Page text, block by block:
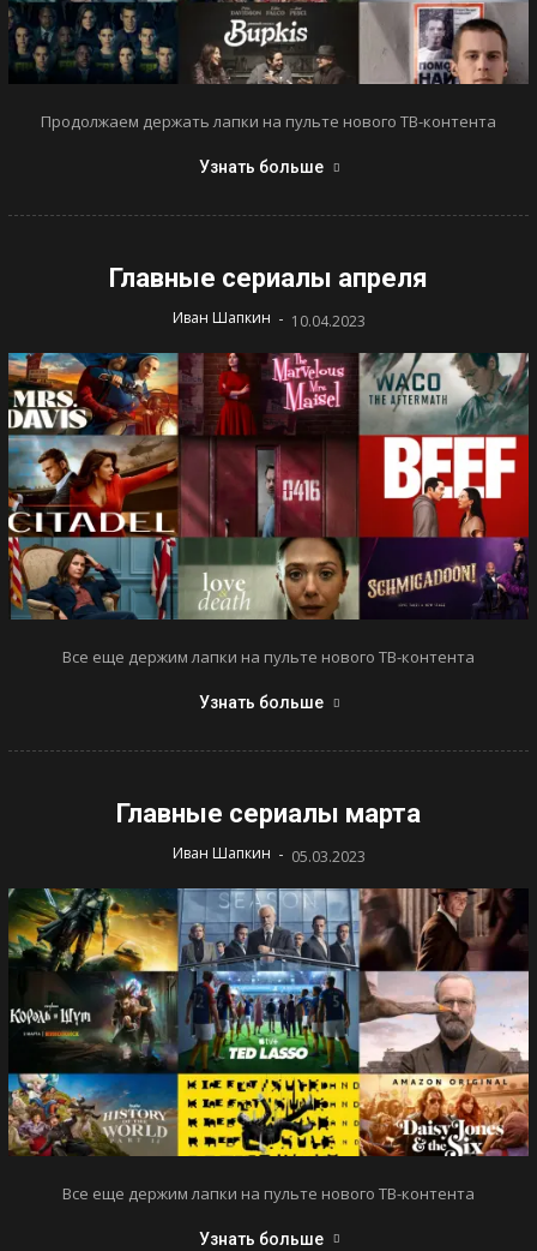
Продолжаем держать лапки на пульте нового ТВ-контента
Узнать больше
Главные сериалы апреля
Иван Шапкин - 10.04.2023
Все еще держим лапки на пульте нового ТВ-контента
Узнать больше
Главные сериалы марта
Иван Шапкин - 05.03.2023
Все еще держим лапки на пульте нового ТВ-контента
Узнать больше